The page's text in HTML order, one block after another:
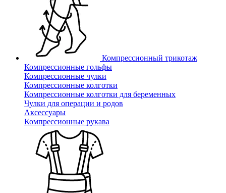
Компрессионный трикотаж
Компрессионные гольфы
Компрессионные чулки
Компрессионные колготки
Компрессионные колготки для беременных
Чулки для операции и родов
Аксессуары
Компрессионные рукава